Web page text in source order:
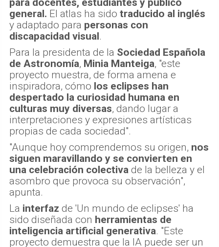
para docentes, estudiantes y público
general. El atlas ha sido traducido al inglés
y adaptado para personas con
discapacidad visual.
Para la presidenta de la Sociedad Española
de Astronomía, Minia Manteiga, "este
proyecto muestra, de forma amena e
inspiradora, cómo los eclipses han
despertado la curiosidad humana en
culturas muy diversas, dando lugar a
interpretaciones y expresiones artísticas
propias de cada sociedad".
"Aunque hoy comprendemos su origen, nos
siguen maravillando y se convierten en
una celebración colectiva de la belleza y el
asombro que provoca su observación",
apunta.
La interfaz de 'Un mundo de eclipses' ha
sido diseñada con herramientas de
inteligencia artificial generativa. "Este
proyecto demuestra que la IA puede ser un